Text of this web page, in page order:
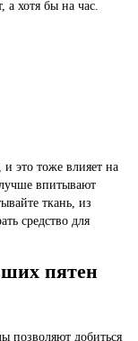
а хотя бы на час.
это тоже влияет на
впитывают
ткань, из
средство для
пятен
позволяют добиться